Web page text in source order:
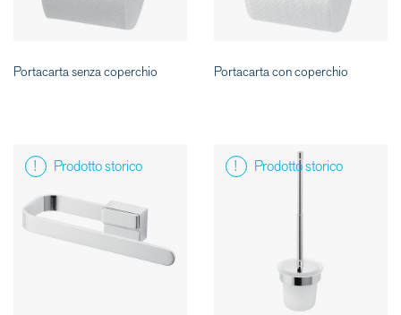
Portacarta senza coperchio Portacarta con coperchio
Prodotto storico Prodotto storico